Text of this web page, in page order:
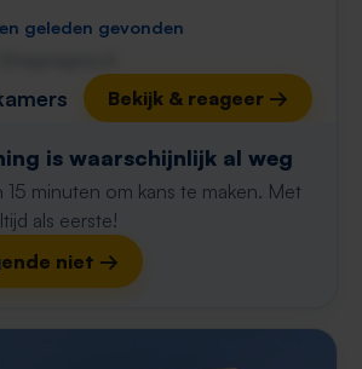
geleden gevonden
Bekijk & reageer →
is waarschijnlijk al weg
15 minuten om kans te maken. Met
als eerste!
niet →